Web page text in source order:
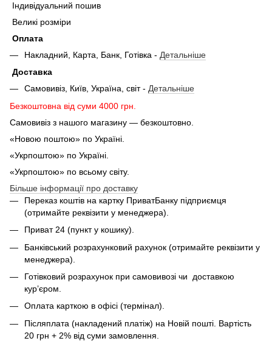
Індивідуальний пошив
Великі розміри
Оплата
Накладний, Карта, Банк, Готівка - Детальніше
Доставка
Самовивіз, Київ, Україна, світ - Детальніше
Безкоштовна від суми 4000 грн.
Самовивіз з нашого магазину — безкоштовно.
«Новою поштою» по Україні.
«Укрпоштою» по Україні.
«Укрпоштою» по всьому світу.
Більше інформації про доставку
Переказ коштів на картку ПриватБанку підприємця
(отримайте реквізити у менеджера).
Приват 24 (пункт у кошику).
Банківський розрахунковий рахунок (отримайте реквізити у
менеджера).
Готівковий розрахунок при самовивозі чи доставкою
кур’єром.
Оплата карткою в офісі (термінал).
Післяплата (накладений платіж) на Новій пошті. Вартість
20 грн + 2% від суми замовлення.